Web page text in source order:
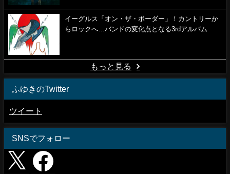
イーグルス「オン・ザ・ボーダー」！カントリーか
らロックへ…バンドの変化点となる3rdアルバム
もっと見る
ふゆきのTwitter
ツイート
SNSでフォロー